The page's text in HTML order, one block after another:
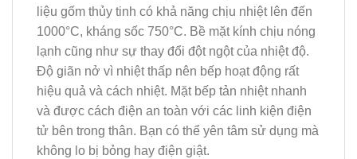
liệu gốm thủy tinh có khả năng chịu nhiệt lên đến
1000°C, kháng sốc 750°C. Bề mặt kính chịu nóng
lạnh cũng như sự thay đổi đột ngột của nhiệt độ.
Độ giãn nở vì nhiệt thấp nên bếp hoạt động rất
hiệu quả và cách nhiệt. Mặt bếp tản nhiệt nhanh
và được cách điện an toàn với các linh kiện điện
tử bên trong thân. Bạn có thể yên tâm sử dụng mà
không lo bị bỏng hay điện giật.